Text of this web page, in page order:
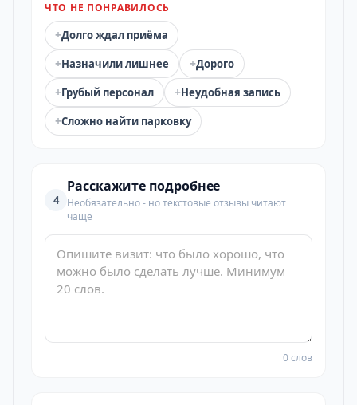
ЧТО НЕ ПОНРАВИЛОСЬ
+Долго ждал приёма
+Назначили лишнее +Дорого
+Грубый персонал +Неудобная запись
+Сложно найти парковку
4
Расскажите подробнее
Необязательно - но текстовые отзывы читают
чаще
0 слов